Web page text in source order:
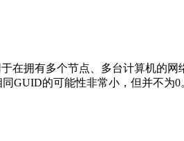
在拥有多个节点、多台计算机的网
GUID的可能性非常小，但并不为